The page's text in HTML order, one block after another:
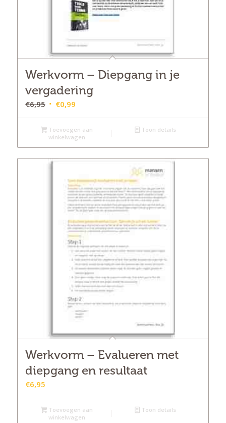
Werkvorm – Diepgang in je
vergadering
€6,95 Oorspronkelijke
was:
€6,95.
€0,99Huidige
is:
€0,99.
Toevoegen aan
winkelwagen
Toon details
Werkvorm – Evalueren met
diepgang en resultaat
€6,95
Toevoegen aan
winkelwagen
Toon details